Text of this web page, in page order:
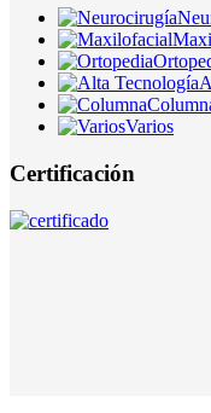
Varios
Certificación